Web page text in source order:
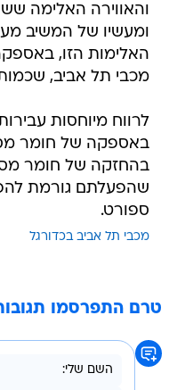
והאווירה האלימה
ומעשיו של המשיב
האלימות הזו,
מכבי תל אביב,
לרווח מיוחסות
באספקה של חומר
בהחזקה של חומר
שהפעלתם גורמת
ספורט.
מכבי תל אביב בכדורגל
טרם התפרסמו